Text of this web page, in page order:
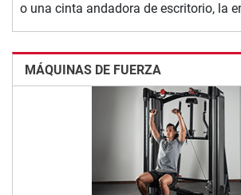
o una cinta andadora de escritorio, la
MÁQUINAS DE FUERZA